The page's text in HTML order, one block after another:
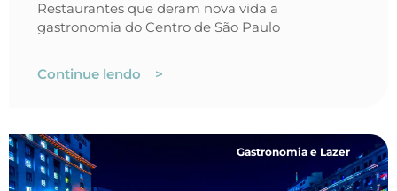
Restaurantes que deram nova vida a
gastronomia do Centro de São Paulo
Continue lendo >
Gastronomia e Lazer